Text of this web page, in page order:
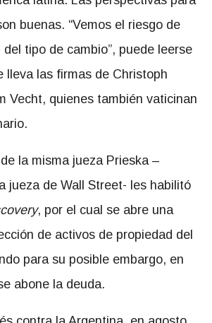
buenas. “Vemos el riesgo de
tipo de cambio”, puede leerse
lleva las firmas de Christoph
Vecht, quienes también vaticinan
la misma jueza Prieska –
jueza de Wall Street- les habilitó
, por el cual se abre una
de activos de propiedad del
para su posible embargo, en
abone la deuda.